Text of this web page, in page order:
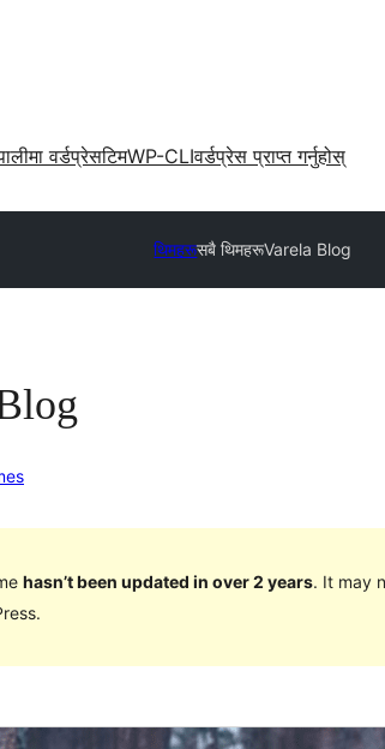
वर्डप्रेसटिमWP-CLIवर्डप्रेस प्राप्त गर्नुहोस्
थिमहरूसबै थिमहरूVarela Blog
hasn’t been updated in over 2 years. It may